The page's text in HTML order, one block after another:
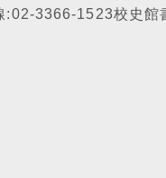
:02-3366-1523校史館